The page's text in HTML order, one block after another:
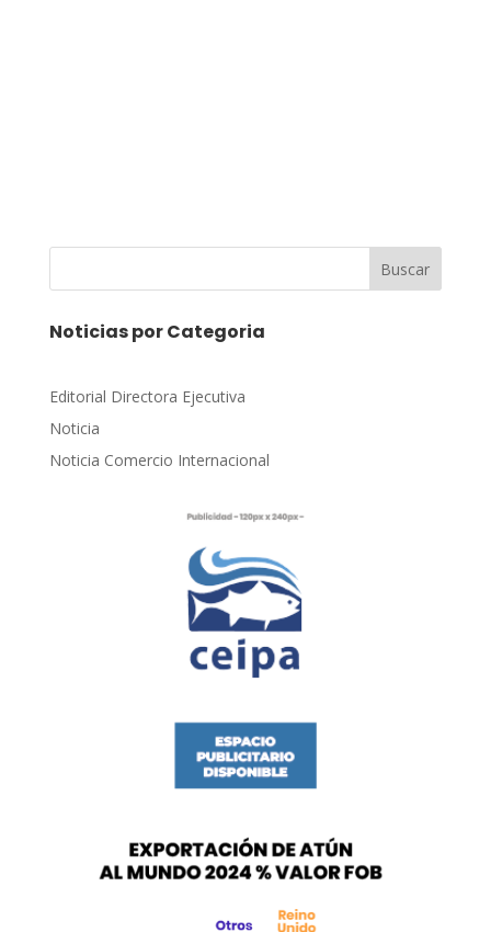
Buscar
Noticias por Categoria
Editorial Directora Ejecutiva
Noticia
Noticia Comercio Internacional